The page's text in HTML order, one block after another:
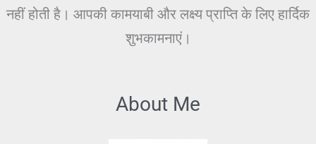
नहीं होती है। आपकी कामयाबी और लक्ष्य प्राप्ति के लिए हार्दिक
शुभकामनाएं।
About Me